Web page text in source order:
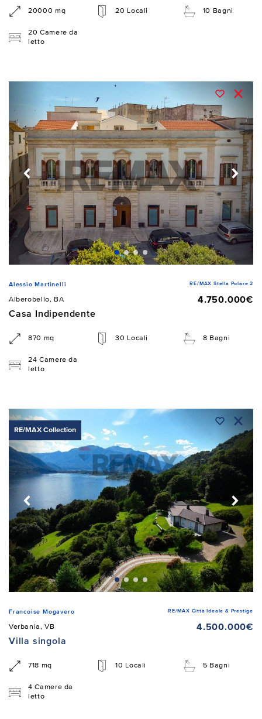
20000 mq 20 Locali 10 Bagni
20 Camere da
letto
Alessio Martinelli RE/MAX Stella Polare 2
Alberobello, BA
4.750.000€
Casa Indipendente
870 mq 30 Locali 8 Bagni
24 Camere da
letto
RE/MAX Collection
Francoise Mogavero RE/MAX Città Ideale & Prestige
Verbania, VB
4.500.000€
Villa singola
718 mq 10 Locali 5 Bagni
4 Camere da
letto